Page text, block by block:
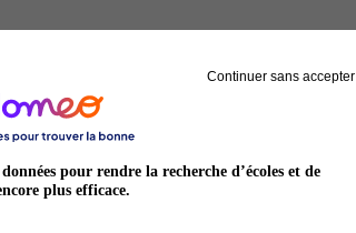
Continuer sans accepter
pour rendre la recherche d’écoles et de
plus efficace.